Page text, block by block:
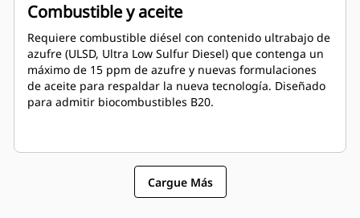
Combustible y aceite
Requiere combustible diésel con contenido ultrabajo de
azufre (ULSD, Ultra Low Sulfur Diesel) que contenga un
máximo de 15 ppm de azufre y nuevas formulaciones
de aceite para respaldar la nueva tecnología. Diseñado
para admitir biocombustibles B20.
Cargue Más